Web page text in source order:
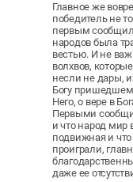
Главное же
победитель не
первым сообщил
народов была
вестью. И не
волхвов,
несли не дары,
Богу
Него, о вере в
Первыми
и что народ мир
подвижная и
проиграли,
даже ее